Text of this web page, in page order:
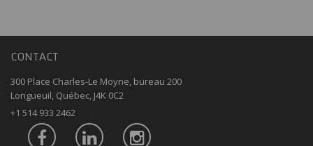
CONTACT
300 Place Charles-Le Moyne, bureau 200
Longueuil, Québec, J4K 0C2
+1 514 933 2462